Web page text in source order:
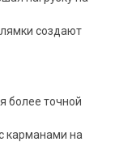
создают
более точной
карманами на